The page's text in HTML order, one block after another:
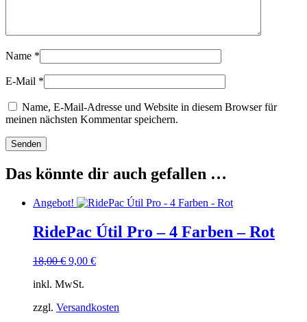
Name *
E-Mail *
Name, E-Mail-Adresse und Website in diesem Browser für
meinen nächsten Kommentar speichern.
Das könnte dir auch gefallen …
Angebot!
RidePac Útil Pro – 4 Farben – Rot
18,00€ Ursprünglicher
war:
9,00 €Aktueller
inkl. MwSt.
zzgl. Versandkosten